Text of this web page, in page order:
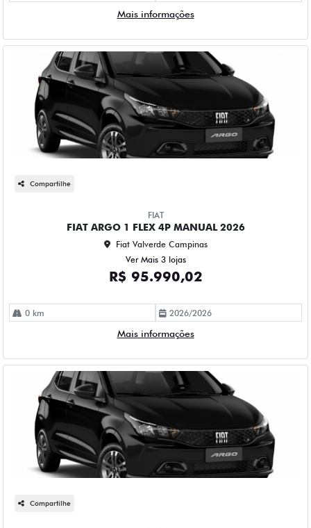
Mais informações
Compartilhe
FIAT
FIAT ARGO 1 FLEX 4P MANUAL 2026
Fiat Valverde Campinas
Ver Mais 3 lojas
R$ 95.990,02
0 km 2026/2026
Mais informações
Compartilhe